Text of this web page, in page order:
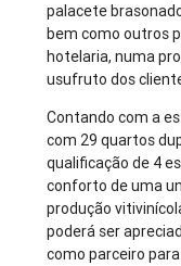
palacete
bem como outros
hotelaria, numa
usufruto dos
Contando com a
com 29 quartos
qualificação de 4
conforto de uma
produção
poderá ser
como parceiro